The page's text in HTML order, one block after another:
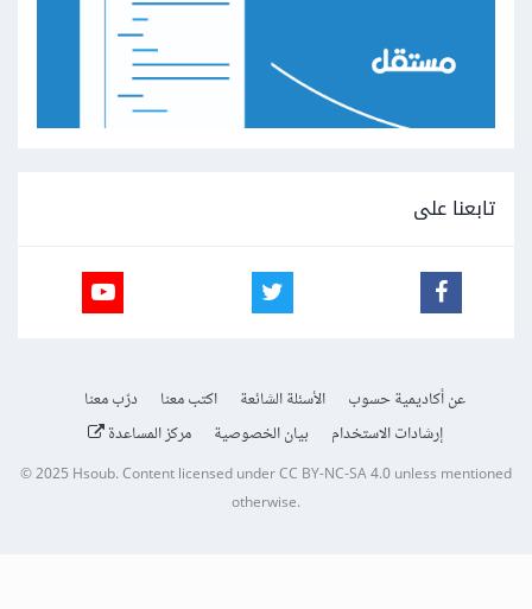
تابعنا على
عن أكاديمية حسوب الأسئلة الشائعة اكتب معنا
درّب معنا
إرشادات الاستخدام
بيان الخصوصية مركز المساعدة
© 2025 Hsoub.Content licensed underCC BY-NC-SA 4.0unless mentioned
otherwise.